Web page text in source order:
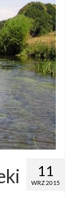
11
WRZ 2015